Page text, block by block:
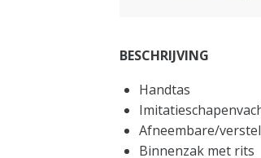
BESCHRIJVING
Handtas
Afneembare/
Binnenzak met rits